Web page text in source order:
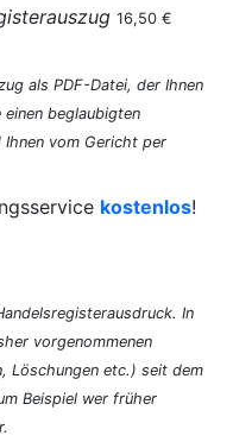
16,50 €
als PDF-Datei, der Ihnen
beglaubigten
Ihnen vom Gericht per
kostenlos!
In
vorgenommenen
Löschungen etc.) seit dem
Beispiel wer früher